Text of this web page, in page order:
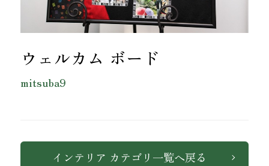
ワッペン・腕章
ウェルカム ボード
mitsuba9
インテリア カテゴリ一覧へ戻る